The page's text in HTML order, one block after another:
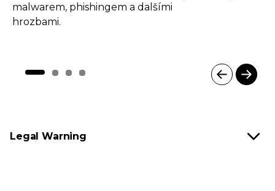
malwarem, phishingem a dalšími
hrozbami.
1
Legal Warning